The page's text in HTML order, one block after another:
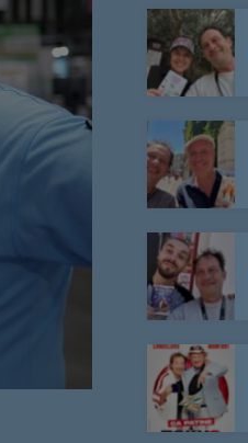
Ré 80′
21:00 - 21:59
Retiens La Nuit
Musique Non Stop